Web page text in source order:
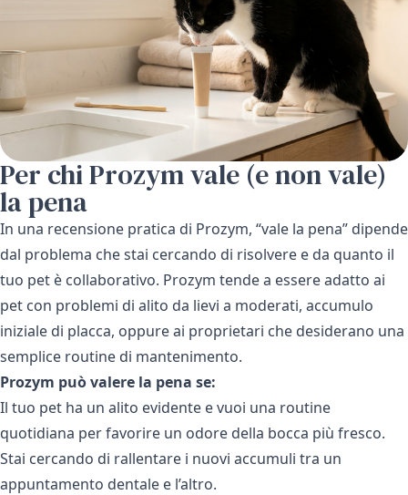
Per chi Prozym vale (e non vale)
la pena
In una recensione pratica di Prozym, “vale la pena” dipende
dal problema che stai cercando di risolvere e da quanto il
tuo pet è collaborativo. Prozym tende a essere adatto ai
pet con problemi di alito da lievi a moderati, accumulo
iniziale di placca, oppure ai proprietari che desiderano una
semplice routine di mantenimento.
Prozym può valere la pena se:
Il tuo pet ha un alito evidente e vuoi una routine
quotidiana per favorire un odore della bocca più fresco.
Stai cercando di rallentare i nuovi accumuli tra un
appuntamento dentale e l’altro.